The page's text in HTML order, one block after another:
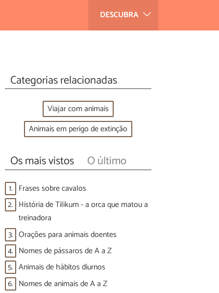
DESCUBRA
Categorias relacionadas
Viajar com animais
Animais em perigo de extinção
Os mais vistos O último
1. Frases sobre cavalos
2. História de Tilikum - a orca que matou a
treinadora
3. Orações para animais doentes
4. Nomes de pássaros de A a Z
5. Animais de hábitos diurnos
6. Nomes de animais de A a Z